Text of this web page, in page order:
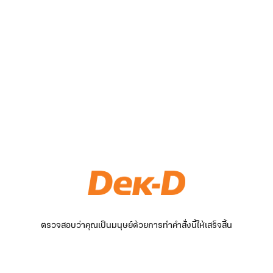
ตรวจสอบว่าคุณเป็นมนุษย์ด้วยการทำคำสั่งนี้ให้เสร็จสิ้น